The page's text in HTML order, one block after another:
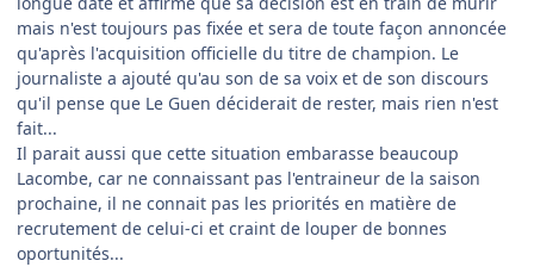
mais n'est toujours pas fixée et sera de toute façon annoncée
qu'après l'acquisition officielle du titre de champion. Le
journaliste a ajouté qu'au son de sa voix et de son discours
qu'il pense que Le Guen déciderait de rester, mais rien n'est
fait...
Il parait aussi que cette situation embarasse beaucoup
Lacombe, car ne connaissant pas l'entraineur de la saison
prochaine, il ne connait pas les priorités en matière de
recrutement de celui-ci et craint de louper de bonnes
oportunités...